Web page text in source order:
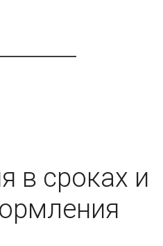
в сроках и